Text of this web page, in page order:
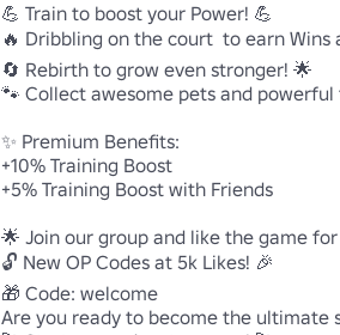
💪 Train to boost your Power! 💪
🔥 Dribbling on the court  to earn
🔄 Rebirth to grow even stronger! 🌟
🐾 Collect awesome pets and
✨ Premium Benefits:
+10% Training Boost
+5% Training Boost with Friends
🌟 Join our group and like the game
🔓 New OP Codes at 5k Likes! 🎉
🎁 Code: welcome
Are you ready to become the ultimate